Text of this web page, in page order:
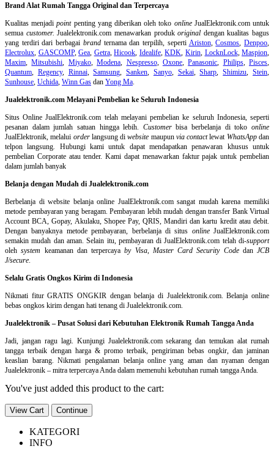
Brand Alat Rumah Tangga Original dan Terpercaya
Kualitas menjadipointpenting yang diberikan oleh toko onlineJualElektronik.com untuk
semua customer. Jualelektronik.com menawarkan produkoriginal dengan kualitas bagus
yang terdiri dari berbagai brandternama dan terpilih, seperti Ariston,Cosmos,Denpoo,
Electrolux, GASCOMP,Gea, Getra,Hicook, Idealife,KDK, Kirin, LocknLock,Maspion,
Maxim,Mitsubishi, Miyako,Modena, Nespresso, Oxone,Panasonic, Philips, Pisces,
Quantum, Regency, Rinnai,Samsung,Sanken, Sanyo, Sekai,Sharp,Shimizu,Stein,
Sunhouse, Uchida, Winn Gas dan Yong Ma.
Jualelektronik.com Melayani Pembelian ke Seluruh Indonesia
Situs Online JualElektronik.com telah melayani pembelian ke seluruh Indonesia, seperti
pesanan dalam jumlah satuan hingga lebih. Customerbisa berbelanja di tokoonline
JualElektronik, melalui orderlangsung diwebsite maupun via contactlewat WhatsAppdan
telpon langsung. Hubungi kami untuk dapat mendapatkan penawaran khusus untuk
pembelian Corporate atau tender. Kami dapat menawarkan faktur pajak untuk pembelian
dalam jumlah banyak
Belanja dengan Mudah di Jualelektronik.com
Berbelanja diwebsite belanja online JualElektronik.com sangat mudah karena memiliki
metode pembayaran yang beragam. Pembayaran lebih mudah dengan transfer Bank Virtual
Account BCA, Gopay, Akulaku, Shopee Pay, QRIS, Mandiri dan kartu kredit atau debit.
Dengan banyaknya metode pembayaran, berbelanja di situs onlineJualElektronik.com
semakin mudah dan aman. Selain itu, pembayaran di JualElektronik.com telah di-support
olehsystem keamanan dan terpercayaby Visa, Master Card Security Codedan JCB
J/secure.
Selalu Gratis Ongkos Kirim di Indonesia
Nikmati fitur GRATIS ONGKIR dengan belanja di Jualelektronik.com. Belanja online
bebas ongkos kirim dengan hati tenang di Jualelektronik.com.
Jualelektronik – Pusat Solusi dari Kebutuhan Elektronik Rumah Tangga Anda
Jadi, jangan ragu lagi. Kunjungi Jualelektronik.com sekarang dan temukan alat rumah
tangga terbaik dengan harga & promo terbaik, pengiriman bebas ongkir, dan jaminan
keaslian barang. Nikmati pengalaman belanja online yang aman dan nyaman dengan
Jualelektronik – mitra terpercaya Anda dalam memenuhi kebutuhan rumah tangga Anda.
You've just added this product to the cart:
View Cart Continue
KATEGORI
INFO